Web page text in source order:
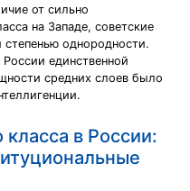
от сильно
на Западе, советские
однородности.
единственной
средних слоев было
в России: